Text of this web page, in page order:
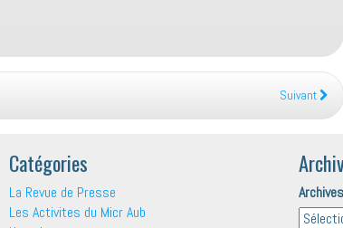
Suivant
Catégories
La Revue de Presse
Les Activites du Micr Aub
Archives